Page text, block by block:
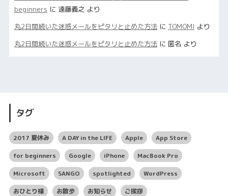
beginners に 遠藤義之 より
丸2日間続いた迷惑メールをピタリと止めた方法に TOMOMI より
丸2日間続いた迷惑メールをピタリと止めた方法に 匿名 より
タグ
2017 夏休み A DAY in the LIFE Apple App Store
for beginners Google iPhone MacBook Pro
Microsoft SANGO spotlighted WordPress
おひとり様 お散歩 お知らせ ご挨拶